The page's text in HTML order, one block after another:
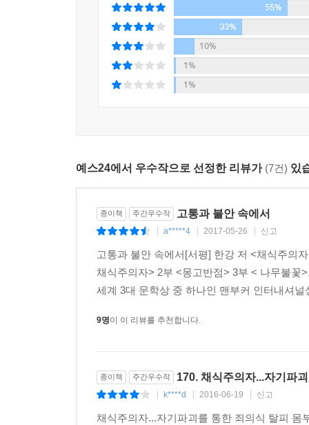
땅속으로 파고들었어. 끝없이, 끝없이…… 사타구
나, 몸에 물을 맞아야 하는데. 언니, 나 이런 음식
단순한 육식 거부에서 식음을 전폐하는 지경에
욕망은 결국 누군가에게 또다른 상처를 주고
영혜로 표상되는 식물적인 상상력의 경지는
감각으로서든 우리 소설의 차원을 확장시키는 시
55%
33%
10%
1%
1%
예스24에서 우수작으로 선정한 리뷰가 (7건) 있
종이책 주간우수작 고통과 불안 속에서
a*****4 2017-05-26 신고
고통과 불안 속에서[서평] 한강 저 <채식주의
채식주의자> 2부 <몽고반점> 3부 < 나무불꽃
세계 3대 문학상 중 하나인 맨부커 인터내셔
9명이 이 리뷰를 추천합니다.
종이책 주간우수작 170. 채식주의자...자기파
k****d 2016-06-19 신고
채식주의자...자기파괴를 통한 죄의식 탈피